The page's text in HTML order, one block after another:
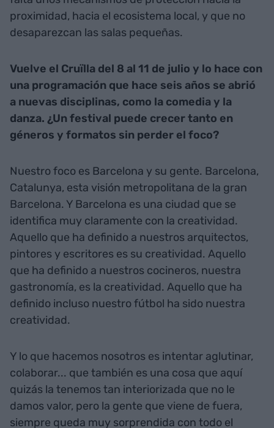
proximidad, hacia el ecosistema local, y que no
desaparezcan las salas pequeñas.
Vuelve el Cruïlla del 8 al 11 de julio y lo hace con
una programación que hace seis años se abrió
a nuevas disciplinas, como la comedia y la
danza. ¿Un festival puede crecer tanto en
géneros y formatos sin perder el foco?
Nuestro foco es Barcelona y su gente. Barcelona,
Catalunya, esta visión metropolitana de la gran
Barcelona. Y Barcelona es una ciudad que se
identifica muy claramente con la creatividad.
Aquello que ha definido a nuestros arquitectos,
pintores y escritores es su creatividad. Aquello
que ha definido a nuestros cocineros, nuestra
gastronomía, es la creatividad. Aquello que ha
definido incluso nuestro fútbol ha sido nuestra
creatividad.
Y lo que hacemos nosotros es intentar aglutinar,
colaborar... que también es una cosa que aquí
quizás la tenemos tan interiorizada que no le
damos valor, pero la gente que viene de fuera,
siempre queda muy sorprendida con todo el